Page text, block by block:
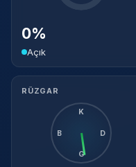
0%
Açık
RÜZGAR
K
D
G
B